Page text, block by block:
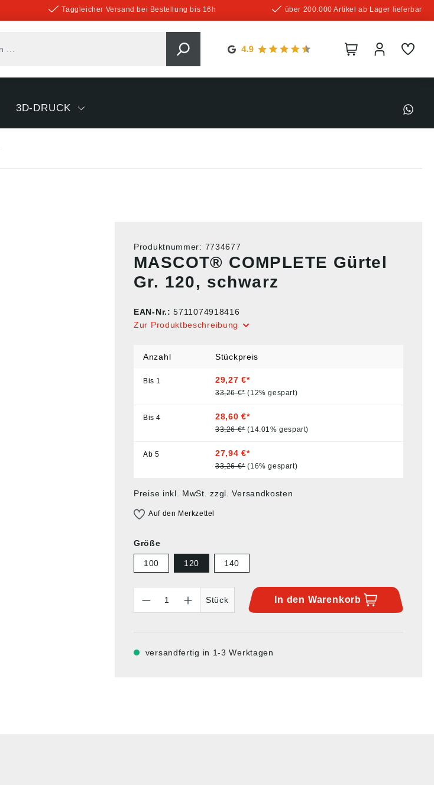
Taggleicher Versand bei Bestellung bis 16h über 200.000 Artikel ab Lager lieferbar
3D-DRUCK
Produktnummer: 7734677
MASCOT® COMPLETE Gürtel
Gr. 120, schwarz
EAN-Nr.:5711074918416
Zur Produktbeschreibung
Anzahl Stückpreis
Bis 1 29,27 €*
33,26 €* (12% gespart)
Bis4 28,60 €*
33,26 €* (14.01% gespart)
Ab 5 27,94 €*
33,26 €* (16% gespart)
Preise inkl. MwSt. zzgl. Versandkosten
Auf den Merkzettel
Größe
100 120 140
Stück
In den Warenkorb
versandfertig in 1-3 Werktagen